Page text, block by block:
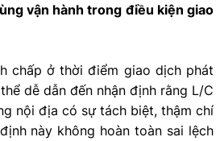
vận hành trong điều kiện giao
chấp ở thời điểm giao dịch phát
dễ dẫn đến nhận định rằng L/C
nội địa có sự tách biệt, thậm chí
này không hoàn toàn sai lệch